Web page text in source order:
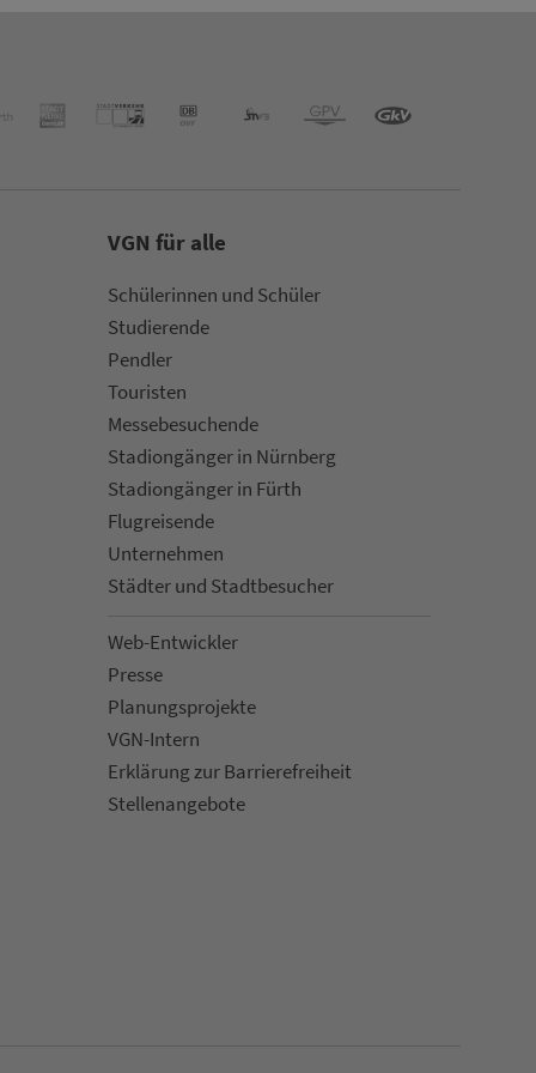
VGN für alle
Schülerinnen und Schüler
Stu­die­rende
Pendler
Touristen
Mes­se­be­suchende
Sta­di­on­gän­ger in Nürn­berg
Sta­di­on­gän­ger in Fürth
Flug­rei­sen­de
Un­ter­neh­men
Städter und Stadt­be­su­cher
Web-Entwickler
Presse
Pla­nungs­pro­jekte
VGN-Intern
Erklärung zur Bar­ri­e­re­frei­heit
Stellenan­ge­bote